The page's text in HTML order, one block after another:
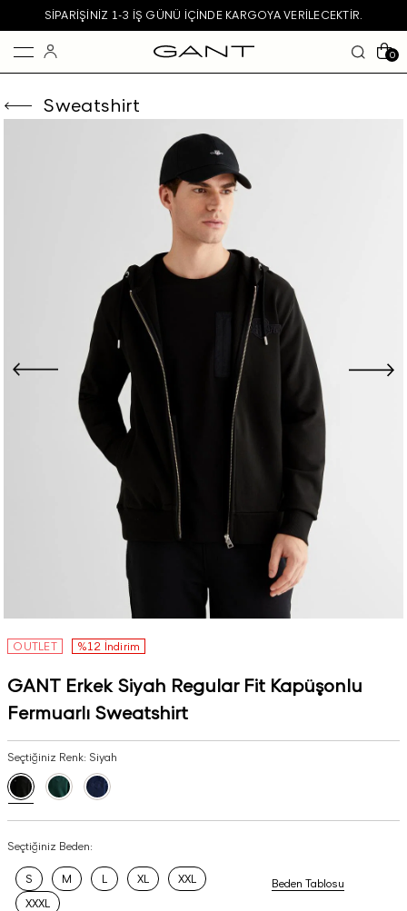
SIPARIŞINIZ 1-3 IŞ GÜNÜ IÇINDE KARGOYA VERILECEKTIR.
0
Sweatshirt
OUTLET %12 İndirim
GANT Erkek Siyah Regular Fit Kapüşonlu
Fermuarlı Sweatshirt
Seçtiğiniz Renk: Siyah
Seçtiğiniz Beden:
S M L XL
XXL
XXXL
Beden Tablosu